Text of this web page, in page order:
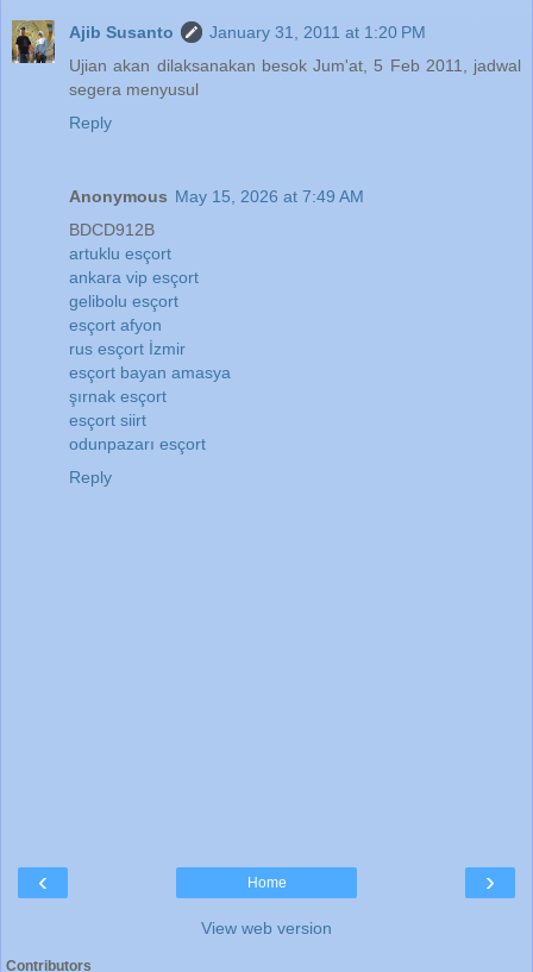
Ajib Susanto
January 31, 2011 at 1:20 PM
Ujian akan dilaksanakan besok Jum'at, 5 Feb 2011, jadwal
segera menyusul
Reply
Anonymous May 15, 2026 at 7:49 AM
BDCD912B
artuklu esçort
ankara vip esçort
gelibolu esçort
esçort afyon
rus esçort İzmir
esçort bayan amasya
şırnak esçort
esçort siirt
odunpazarı esçort
Reply
‹ ›
Home
View web version
Contributors